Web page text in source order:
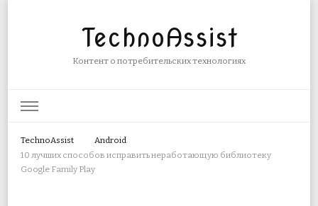
TechnoAssist
Контент о потребительских технологиях
TechnoAssist
Android
10 лучших способов исправить неработающую библиотеку
Google Family Play